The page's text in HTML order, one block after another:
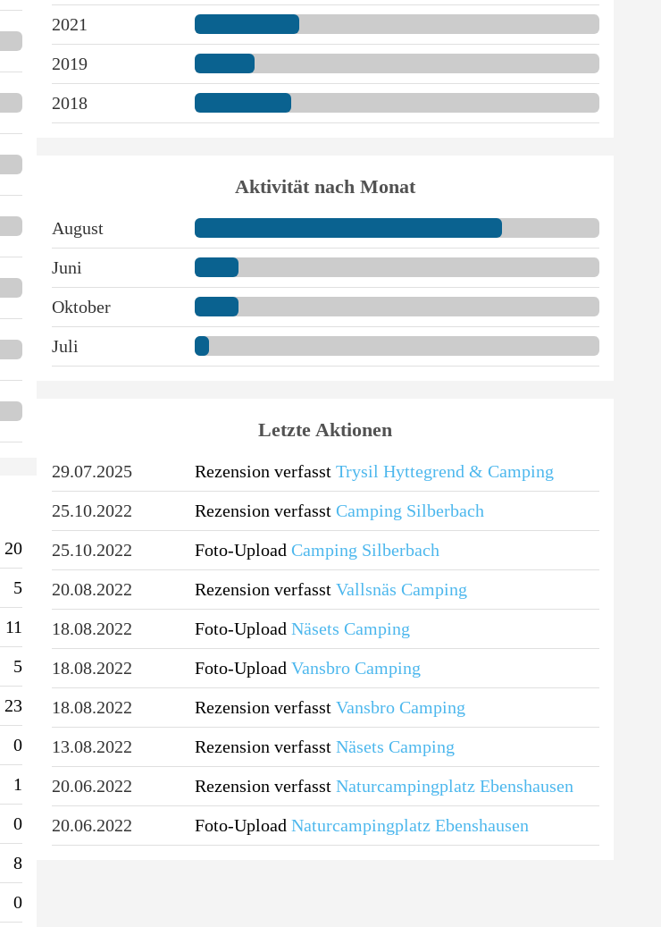
20
5
11
5
23
0
1
0
8
0
2021
2019
2018
Aktivität nach Monat
August
Juni
Oktober
Juli
Letzte Aktionen
29.07.2025 Rezension verfasst Trysil Hyttegrend & Camping
25.10.2022
Rezension verfasst Camping Silberbach
25.10.2022
Foto-Upload Camping Silberbach
20.08.2022
Rezension verfasst Vallsnäs Camping
18.08.2022
Foto-Upload Näsets Camping
18.08.2022
Foto-Upload Vansbro Camping
18.08.2022
Rezension verfasst Vansbro Camping
13.08.2022
Rezension verfasst Näsets Camping
20.06.2022
Rezension verfasst Naturcampingplatz Ebenshausen
20.06.2022
Foto-Upload Naturcampingplatz Ebenshausen